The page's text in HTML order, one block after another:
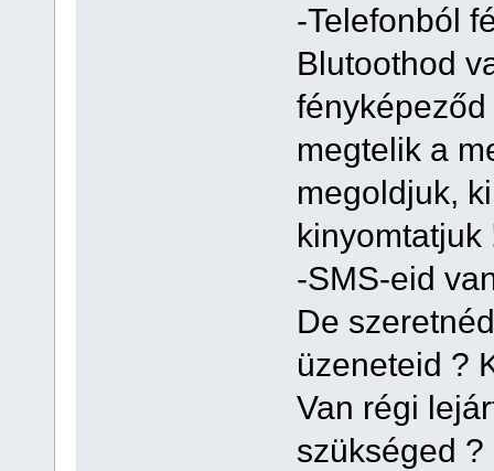
-Telefonból
Blutoothod
megtelik a
megoldjuk,
kinyomtatjuk
-SMS-eid
De
üzeneteid ?
Van régi
szükséged